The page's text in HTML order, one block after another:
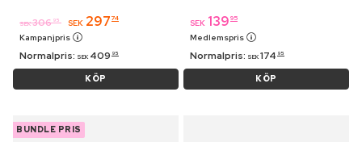
SEK 306 95 SEK 297 74
Kampanjpris
Normalpris: SEK 409 95
KÖP
SEK 139 95
Medlemspris
Normalpris: SEK 174 95
KÖP
BUNDLE PRIS